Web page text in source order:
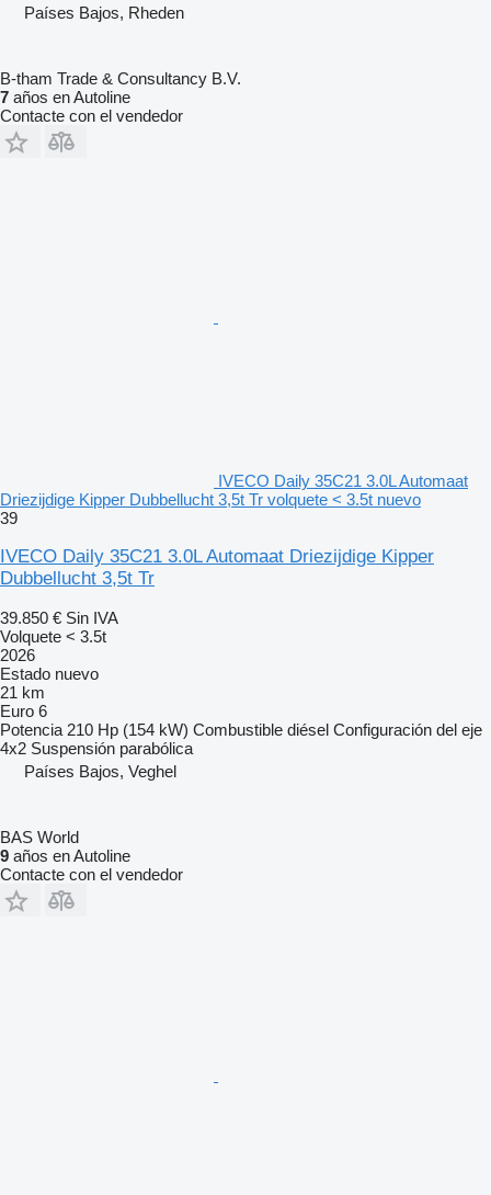
Países Bajos, Rheden
B-tham Trade & Consultancy B.V.
7 años en Autoline
Contacte con el vendedor
IVECO Daily 35C21 3.0L Automaat
Driezijdige Kipper Dubbellucht 3,5t Tr volquete < 3.5t nuevo
39
IVECO Daily 35C21 3.0L Automaat Driezijdige Kipper
Dubbellucht 3,5t Tr
39.850 € Sin IVA
Volquete < 3.5t
2026
Estado nuevo
21 km
Euro 6
Potencia 210 Hp (154 kW) Combustible diésel Configuración del eje
4x2 Suspensión parabólica
Países Bajos, Veghel
BAS World
9 años en Autoline
Contacte con el vendedor